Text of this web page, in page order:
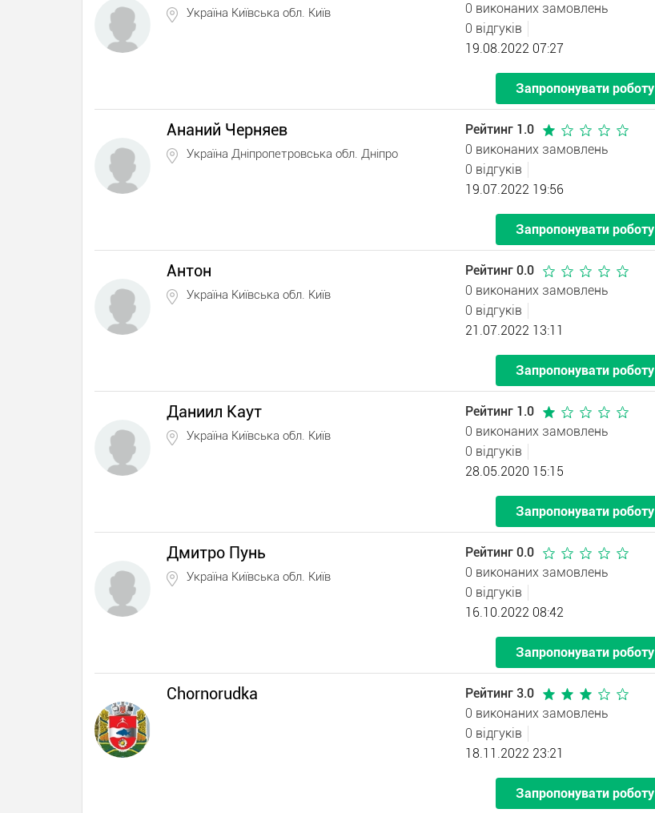
Україна Київська обл. Київ
0 виконаних замовлень
0 відгуків
19.08.2022 07:27
Запропонувати роботу
Ананий Черняев
Україна Дніпропетровська обл. Дніпро
Рейтинг 1.0
0 виконаних замовлень
0 відгуків
19.07.2022 19:56
Запропонувати роботу
Антон
Україна Київська обл. Київ
Рейтинг 0.0
0 виконаних замовлень
0 відгуків
21.07.2022 13:11
Запропонувати роботу
Даниил Каут
Україна Київська обл. Київ
Рейтинг 1.0
0 виконаних замовлень
0 відгуків
28.05.2020 15:15
Запропонувати роботу
Дмитро Пунь
Україна Київська обл. Київ
Рейтинг 0.0
0 виконаних замовлень
0 відгуків
16.10.2022 08:42
Запропонувати роботу
Chornorudka
Рейтинг 3.0
0 виконаних замовлень
0 відгуків
18.11.2022 23:21
Запропонувати роботу